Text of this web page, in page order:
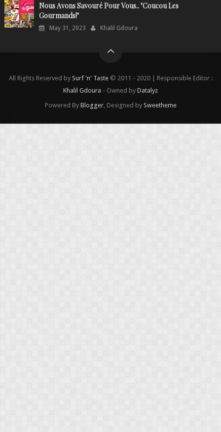
Nous Avons Savouré Pour Vous.. "Coucou Les
Gourmands!"
May 31, 2023 Khalil Gdoura
All Rights Reserved by Surf 'n' Taste© 2011 - 2020 | Responsible Editor :
Khalil Gdoura - Owned by Datalyz
Powered By Blogger, Designed by Sweetheme